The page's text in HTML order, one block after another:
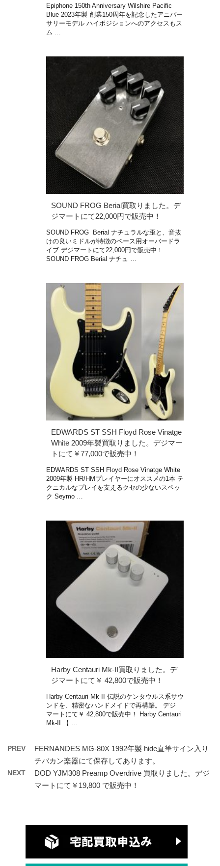
Epiphone 150th Anniversary Wilshire Pacific
Blue 2023年製 創業150周年を記念したアニバー
サリーモデル ハイポジションへのアクセスもス
ム …
SOUND FROG Berial買取りました。デ
ジマートにて22,000円で販売中！
SOUND FROG Berial ナチュラルな歪と、音抜
けの良いミドルが特徴のベース用オーバードラ
イブ デジマートにて22,000円で販売中！
SOUND FROG Berial ナチュ …
EDWARDS ST SSH Floyd Rose Vinatge
White 2009年製買取りました。デジマー
トにて￥77,000で販売中！
EDWARDS ST SSH Floyd Rose Vinatge White
2009年製 HR/HMプレイヤーにオススメの1本 テ
クニカルなプレイを支えるクセの少ないスペッ
ク Seymo …
Harby Centauri Mk-II買取りました。デ
ジマートにて￥ 42,800で販売中！
Harby Centauri Mk-II 伝説のケンタウルス系サウ
ンドを、精密なハンドメイドで再構築。 デジ
マートにて￥ 42,800で販売中！ Harby Centauri
Mk-II 【 …
PREV
FERNANDES MG-80X 1992年製 hide直筆サイン入り
チバカン楽器にて保存してあります。
NEXT
DOD YJM308 Preamp Overdrive 買取りました。デジ
マートにて￥19,800 で販売中！